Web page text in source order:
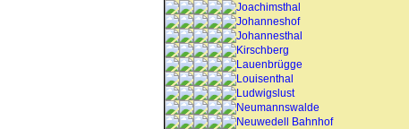
Joachimsthal
Johanneshof
Johannesthal
Kirschberg
Lauenbrügge
Louisenthal
Ludwigslust
Neumannswalde
Neuwedell Bahnhof